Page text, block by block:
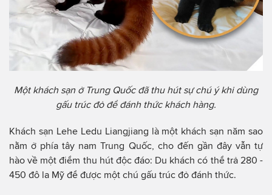
Một khách sạn ở Trung Quốc đã thu hút sự chú ý khi dùng
gấu trúc đỏ để đánh thức khách hàng.
Khách sạn Lehe Ledu Liangjiang là một khách sạn năm sao
nằm ở phía tây nam Trung Quốc, cho đến gần đây vẫn tự
hào về một điểm thu hút độc đáo: Du khách có thể trả 280 -
450 đô la Mỹ để được một chú gấu trúc đỏ đánh thức.